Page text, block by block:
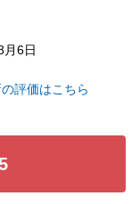
よう、お祈りし
月6日
評価はこちら